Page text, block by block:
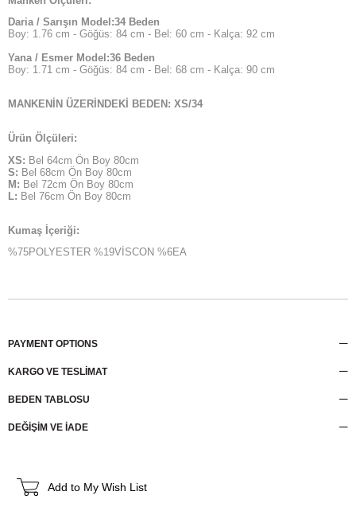
Daria / Sarışın Model:34 Beden
Boy: 1.76 cm - Göğüs: 84 cm - Bel: 60 cm - Kalça: 92 cm
Yana / Esmer Model:36 Beden
Boy: 1.71 cm - Göğüs: 84 cm - Bel: 68 cm - Kalça: 90 cm
MANKENİN ÜZERİNDEKİ BEDEN: XS/34
Ürün Ölçüleri:
XS: Bel 64cm Ön Boy 80cm
S: Bel 68cm Ön Boy 80cm
M: Bel 72cm Ön Boy 80cm
L: Bel 76cm Ön Boy 80cm
Kumaş İçeriği:
%75POLYESTER %19VİSCON %6EA
PAYMENT OPTIONS
KARGO VE TESLİMAT
BEDEN TABLOSU
DEĞİŞİM VE İADE
Add to My Wish List